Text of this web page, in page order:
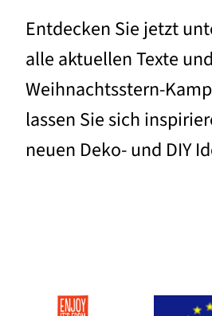
Entdecken Sie jetzt
alle aktuellen Texte
Weihnachtsstern-
lassen Sie sich
neuen Deko- und DIY